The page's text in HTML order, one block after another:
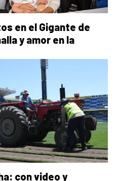
en el Gigante de
y amor en la
con video y